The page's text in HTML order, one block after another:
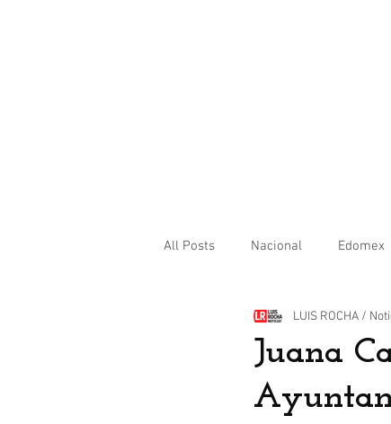
All Posts Nacional Edomex
Internacional
Juana
LUIS ROCHA /